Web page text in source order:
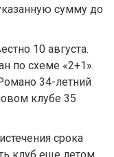
сумму до
10 августа.
по схеме «2+1».
34-летний
клубе 35
срока
клуб еще летом